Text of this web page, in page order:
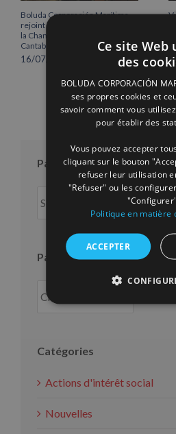
Boluda Corporación Marítima
rejoint l’Assemblée plénière de
la Chambre de commerce de
Cantabrie
16/07/2026
Par mois
mois
Par an
Catégories
Actions d'intérêt social
Nouvelles
Ce site Web
des
BOLUDA CORPORACIÓN
ses propres cookies et
savoir comment vous
pour établir des
Vous pouvez accepter
cliquant sur le bouton
refuser leur utilisation
"Refuser" ou les
Politique en matière
ACCEPTER